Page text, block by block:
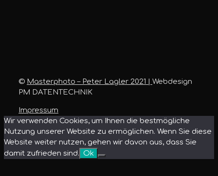
© Masterphoto – Peter Lagler 2021 | Webdesign
PM DATENTECHNIK
Impressum
Wir verwenden Cookies, um Ihnen die bestmögliche
Nutzung unserer Website zu ermöglichen. Wenn Sie diese
Website weiter nutzen, gehen wir davon aus, dass Sie
damit zufrieden sind. Ok